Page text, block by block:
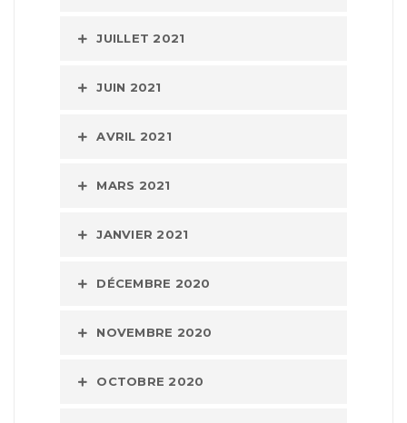
JUILLET 2021
JUIN 2021
AVRIL 2021
MARS 2021
JANVIER 2021
DÉCEMBRE 2020
NOVEMBRE 2020
OCTOBRE 2020